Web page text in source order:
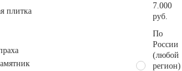
плитка
7.000
руб.
По
России
(любой
регион)